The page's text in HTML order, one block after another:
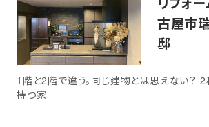
古屋市
邸
1階と2階で違う。同じ建物とは思えない？
持つ家